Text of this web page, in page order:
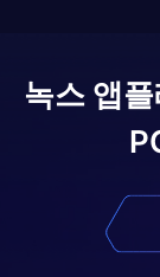
녹스 앱